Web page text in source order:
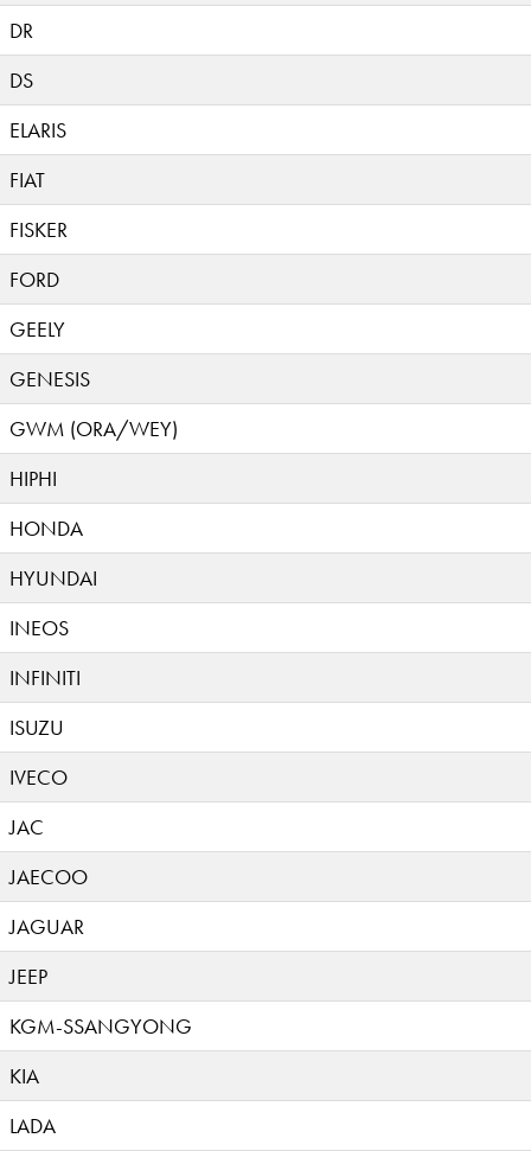
DR
DS
ELARIS
FIAT
FISKER
FORD
GEELY
GENESIS
GWM (ORA/WEY)
HIPHI
HONDA
HYUNDAI
INEOS
INFINITI
ISUZU
IVECO
JAC
JAECOO
JAGUAR
JEEP
KGM-SSANGYONG
KIA
LADA